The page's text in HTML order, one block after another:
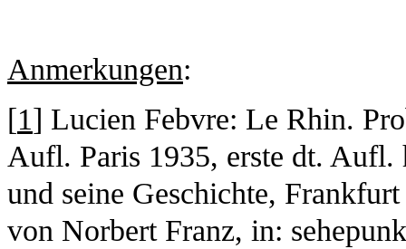
Anmerkungen:
[1] Lucien Febvre: Le Rhin.
Aufl. Paris 1935, erste dt. Aufl.
und seine Geschichte,
von Norbert Franz, in: